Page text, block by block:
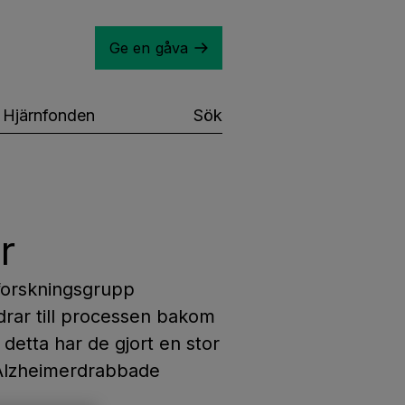
Ge en gåva
Hjärnfonden Sök
till processen bakom
har de gjort en stor